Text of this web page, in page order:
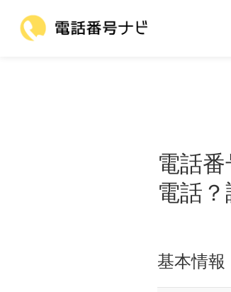
電話
電話
基本情報